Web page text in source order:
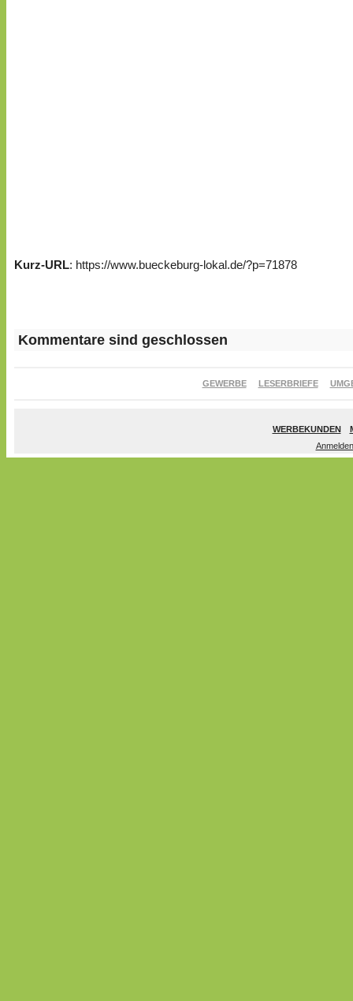
Kurz-URL: https://www.bueckeburg-lokal.de/?p=71878
Kommentare sind geschlossen
GEWERBE LESERBRIEFE
WERBEKUNDEN
Anmelden